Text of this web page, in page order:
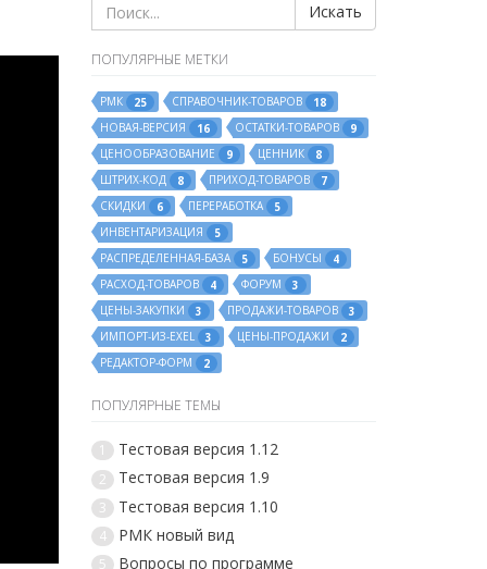
Искать
ПОПУЛЯРНЫЕ МЕТКИ
РМК 25 СПРАВОЧНИК-ТОВАРОВ
18
НОВАЯ-ВЕРСИЯ
16 ОСТАТКИ-ТОВАРОВ
9
ЦЕНООБРАЗОВАНИЕ
9 ЦЕННИК
8
ШТРИХ-КОД
8 ПРИХОД-ТОВАРОВ
7
СКИДКИ
6 ПЕРЕРАБОТКА
5
ИНВЕНТАРИЗАЦИЯ
5
РАСПРЕДЕЛЕННАЯ-БАЗА
5 БОНУСЫ
4
РАСХОД-ТОВАРОВ
4 ФОРУМ
3
ЦЕНЫ-ЗАКУПКИ
3 ПРОДАЖИ-ТОВАРОВ
3
ИМПОРТ-ИЗ-EXEL
3 ЦЕНЫ-ПРОДАЖИ
2
РЕДАКТОР-ФОРМ
2
ПОПУЛЯРНЫЕ ТЕМЫ
1 Тестовая версия 1.12
2 Тестовая версия 1.9
3 Тестовая версия 1.10
4 РМК новый вид
5 Вопросы по программе